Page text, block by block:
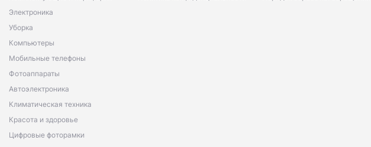
Электроника
Уборка
Компьютеры
Мобильные телефоны
Фотоаппараты
Автоэлектроника
Климатическая техника
Красота и здоровье
Цифровые фоторамки